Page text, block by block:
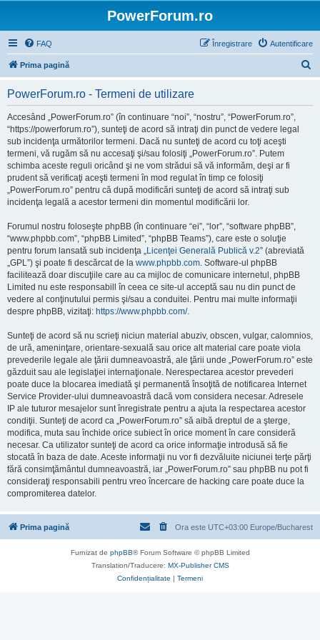
PowerForum.ro
FAQ Autentificare
Înregistrare
Prima pagină
PowerForum.ro - Termeni de utilizare
Accesând „PowerForum.ro” (în continuare “noi”, “nostru”, “PowerForum.ro”,
“https://powerforum.ro”), sunteţi de acord să intraţi din punct de vedere legal
sub incidenţa următorilor termeni. Dacă nu sunteţi de acord cu toţi aceşti
termeni, vă rugăm să nu accesaţi şi/sau folosiţi „PowerForum.ro”. Putem
schimba aceste reguli oricând şi ne vom strădui să vă informăm, deşi ar fi
prudent să verificaţi aceşti termeni în mod regulat în timp ce folosiţi
„PowerForum.ro” pentru că după modificări sunteţi de acord să intraţi sub
incidenţa legală a acestor termeni din momentul modificării lor.
Forumul nostru foloseşte phpBB (în continuare “ei”, “lor”, “software phpBB”,
“www.phpbb.com”, “phpBB Limited”, “phpBB Teams”), care este o soluţie
pentru forum lansată sub incidenţa „Licenţei Generală Publică v.2” (abreviată
„GPL”) şi poate fi descărcat de la www.phpbb.com. Software-ul phpBB
facilitează doar discuţiile care au ca mijloc de comunicare internetul, phpBB
Limited nu este responsabill în ceea ce site-ul acceptă sau nu din punct de
vedere al conţinutului permis şi/sau a conduitei. Pentru mai multe informaţii
despre phpBB, vizitaţi: https://www.phpbb.com/.
Sunteţi de acord să nu scrieţi niciun material abuziv, obscen, vulgar, calomnios,
de ură, ameninţare, orientare-sexuală sau orice alt material care poate viola
prevederile legale ale ţării dumneavoastră, ale ţării unde „PowerForum.ro” este
găzduit sau ale legislaţiei internaţionale. Nerespectarea acestor prevederi
poate duce la blocarea imediată şi permanentă însoţită de notificarea Internet
Service Provider-ului dumneavoastră dacă vom considera necesar. Adresele
IP ale tuturor mesajelor sunt înregistrate pentru a ajuta la respectarea acestor
condiţii. Sunteţi de acord ca „PowerForum.ro” să aibă dreptul de a şterge,
modifica, muta sau închide orice subiect în orice moment în care consideră
necesar. Ca utilizator sunteţi de acord ca orice informaţie introdusă să fie
stocată în baza de date. Aceste informaţii nu vor fi dezvăluite niciunei terţe părţi
fără consimţământul dumneavoastră, iar „PowerForum.ro” sau phpBB nu pot fi
consideraţi responsabili pentru vreo încercare de hacking care poate duce la
compromiterea datelor.
Prima pagină Ora este UTC+03:00 Europe/Bucharest
Furnizat de phpBB® Forum Software © phpBB Limited
Translation/Traducere: MX-Publisher CMS
Confidențialitate | Termeni